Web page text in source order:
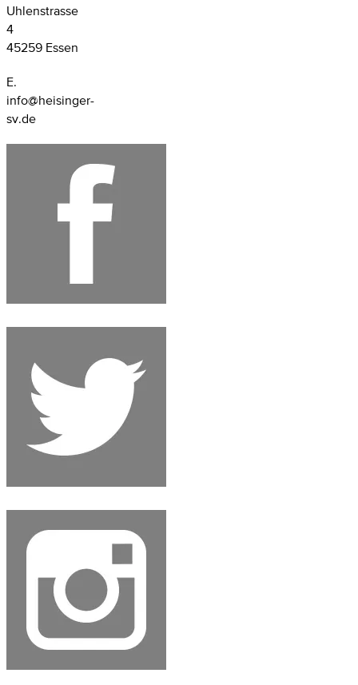
Uhlenstrasse
4
45259 Essen
E.
info@heisinger-
sv.de